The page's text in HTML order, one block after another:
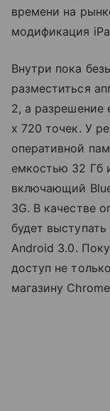
времени на
модификация
Внутри пока
разместиться
2, а разрешение
x 720 точек. У
оперативной
емкостью 32 Гб
включающий
3G. В качестве
будет
Android 3.0.
доступ не
магазину